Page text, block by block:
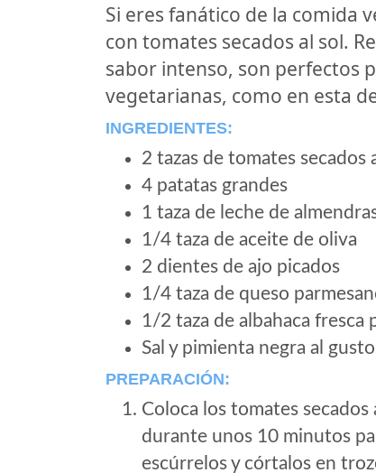
Si eres fanático de la comida
con tomates secados al sol.
sabor intenso, son perfectos
vegetarianas, como en esta
INGREDIENTES:
2 tazas de tomates secados
4 patatas grandes
1 taza de leche de
1/4 taza de aceite de oliva
2 dientes de ajo picados
1/4 taza de queso
1/2 taza de albahaca fresca
Sal y pimienta negra al gusto
PREPARACIÓN:
Coloca los tomates
durante unos 10 minutos
escúrrelos y córtalos en